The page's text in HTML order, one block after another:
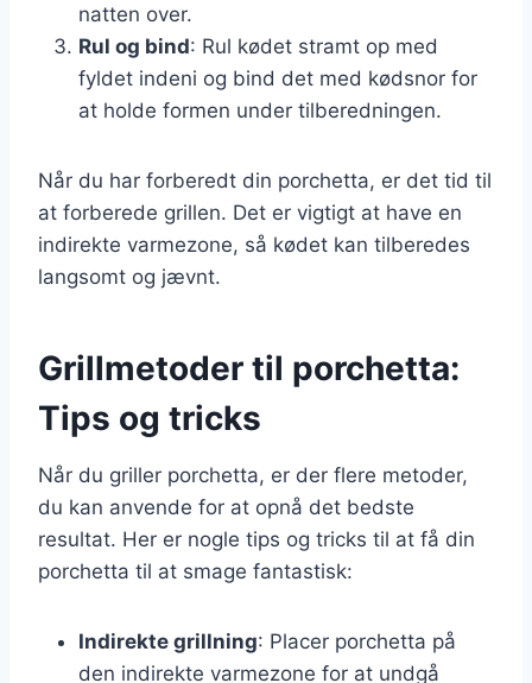
natten over.
Rul og bind: Rul kødet stramt op med
fyldet indeni og bind det med kødsnor for
at holde formen under tilberedningen.
Når du har forberedt din porchetta, er det tid til
at forberede grillen. Det er vigtigt at have en
indirekte varmezone, så kødet kan tilberedes
langsomt og jævnt.
Grillmetoder til porchetta:
Tips og tricks
Når du griller porchetta, er der flere metoder,
du kan anvende for at opnå det bedste
resultat. Her er nogle tips og tricks til at få din
porchetta til at smage fantastisk:
Indirekte grillning: Placer porchetta på
den indirekte varmezone for at undgå